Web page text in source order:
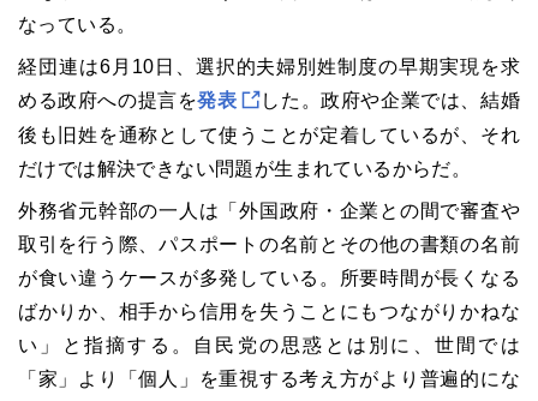
なっている。
経団連は6月10日、選択的夫婦別姓制度の早期実現を求
める政府への提言を発表
した。政府や企業では、結婚
後も旧姓を通称として使うことが定着しているが、それ
だけでは解決できない問題が生まれているからだ。
外務省元幹部の一人は「外国政府・企業との間で審査や
取引を行う際、パスポートの名前とその他の書類の名前
が食い違うケースが多発している。所要時間が長くなる
ばかりか、相手から信用を失うことにもつながりかねな
い」と指摘する。自民党の思惑とは別に、世間では
「家」より「個人」を重視する考え方がより普遍的にな